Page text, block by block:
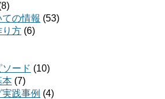
の情報 (53)
り方 (6)
ード (10)
本 (7)
践事例 (4)